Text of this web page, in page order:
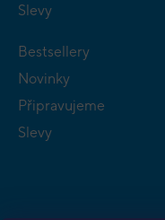
Slevy
Bestsellery
Novinky
Připravujeme
Slevy